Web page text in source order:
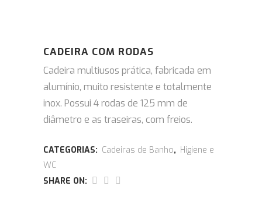
CADEIRA COM RODAS
Cadeira multiusos prática, fabricada em
alumínio, muito resistente e totalmente
inox. Possui 4 rodas de 125 mm de
diâmetro e as traseiras, com freios.
CATEGORIAS: Cadeiras de Banho, Higiene e
WC
SHARE ON: